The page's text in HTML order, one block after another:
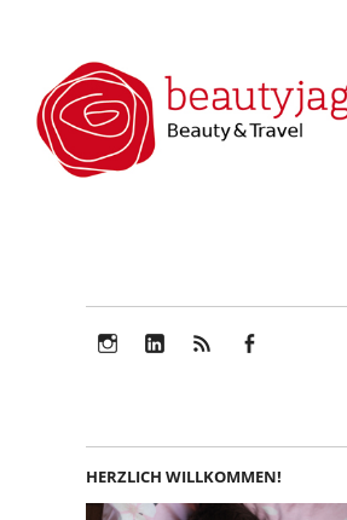
HERZLICH WILLKOMMEN!